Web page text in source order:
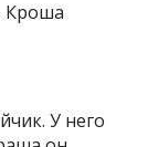
Кроша
У него